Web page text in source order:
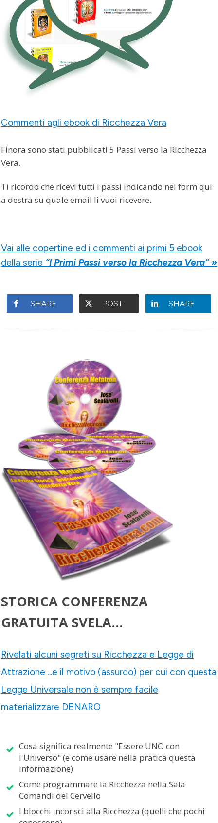
Commenti agli ebook di Ricchezza Vera
Finora sono stati pubblicati 5 Passi verso la Ricchezza
Vera.
Ti ricordo che ricevi tutti i passi indicando nel form qui
a destra su quale email li vuoi ricevere.
Vai alle copertine ed i commenti ai primi 5 ebook
della serie “I Primi Passi verso la Ricchezza Vera” »
SHARE POST SHARE
STORICA CONFERENZA
GRATUITA SVELA...
Rivelati alcuni segreti su Ricchezza e Legge di
Attrazione ...e il motivo (assurdo) per cui con questa
Legge Universale non è sempre facile
materializzare DENARO
Cosa significa realmente "Essere UNO con
l'Universo" (e come usare nella pratica questa
informazione)
Come programmare la Ricchezza nella Sala
Comandi del Cervello
I blocchi inconsci alla Ricchezza (quelli che pochi